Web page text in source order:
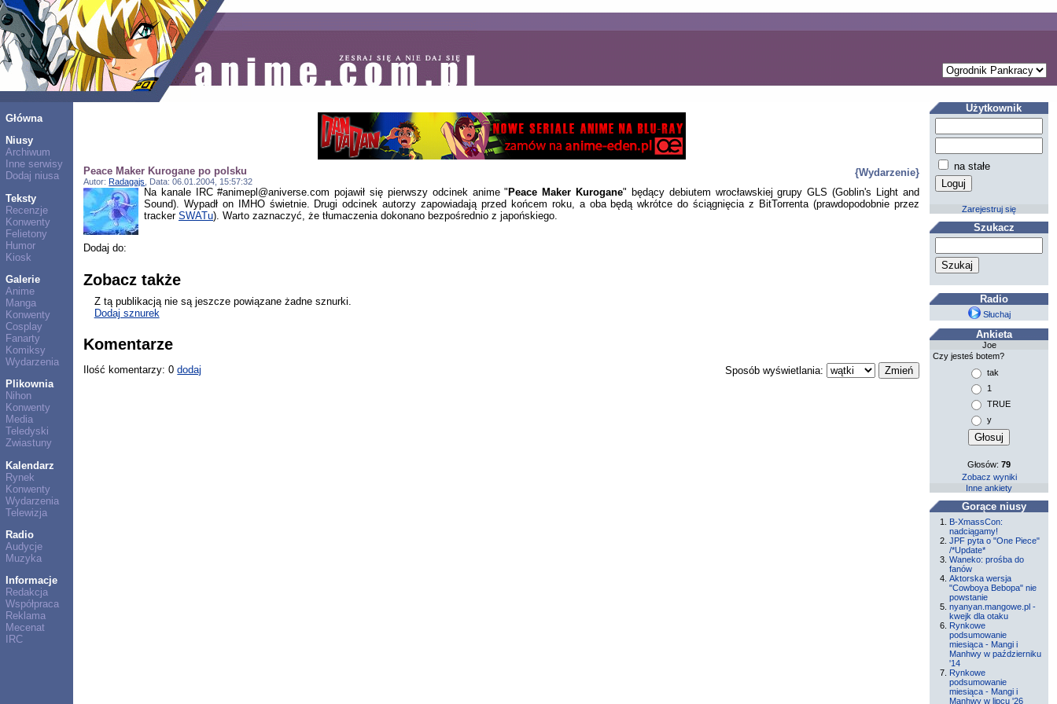
Główna
Niusy
Archiwum
Inne serwisy
Dodaj niusa
Teksty
Recenzje
Konwenty
Felietony
Humor
Kiosk
Galerie
Anime
Manga
Konwenty
Cosplay
Fanarty
Komiksy
Wydarzenia
Plikownia
Nihon
Konwenty
Media
Teledyski
Zwiastuny
Kalendarz
Rynek
Konwenty
Wydarzenia
Telewizja
Radio
Audycje
Muzyka
Informacje
Redakcja
Współpraca
Reklama
Mecenat
IRC
{Wydarzenie}
Peace Maker Kurogane po polsku
Autor:Radagajs , Data: 06.01.2004, 15:57:32
Na kanale IRC #animepl@aniverse.com pojawił się pierwszy odcinek anime "Peace Maker Kurogane" będący debiutem wrocławskiej grupy GLS (Goblin's Light and
Sound). Wypadł on IMHO świetnie. Drugi odcinek autorzy zapowiadają przed końcem roku, a oba będą wkrótce do ściągnięcia z BitTorrenta (prawdopodobnie przez
tracker SWATu). Warto zaznaczyć, że tłumaczenia dokonano bezpośrednio z japońskiego.
Dodaj do:
Zobacz także
Z tą publikacją nie są jeszcze powiązane żadne sznurki.
Dodaj sznurek
Komentarze
Sposób wyświetlania:
Ilość komentarzy: 0dodaj
Użytkownik
na stałe
Zarejestruj się
Szukacz
Radio
Słuchaj
Ankieta
Joe
Czy jesteś botem?
tak
1
TRUE
y
Głosów:79
Zobacz wyniki
Inne ankiety
Gorące niusy
B-XmassCon:
nadciągamy!
JPF pyta o "One Piece"
/*Update*
Waneko: prośba do
fanów
Aktorska wersja
"Cowboya Bebopa" nie
powstanie
nyanyan.mangowe.pl -
kwejk dla otaku
Rynkowe
podsumowanie
miesiąca - Mangi i
Manhwy w październiku
'14
Rynkowe
podsumowanie
miesiąca - Mangi i
Manhwy w lipcu '26